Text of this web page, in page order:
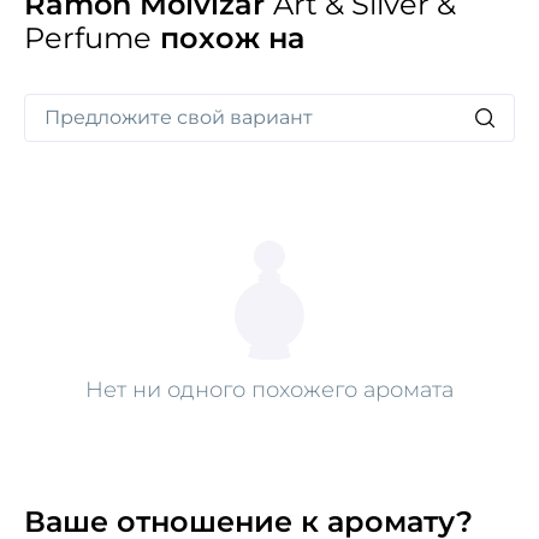
Perfume похож на
Нет ни одного похожего аромата
Ваше отношение к аромату?